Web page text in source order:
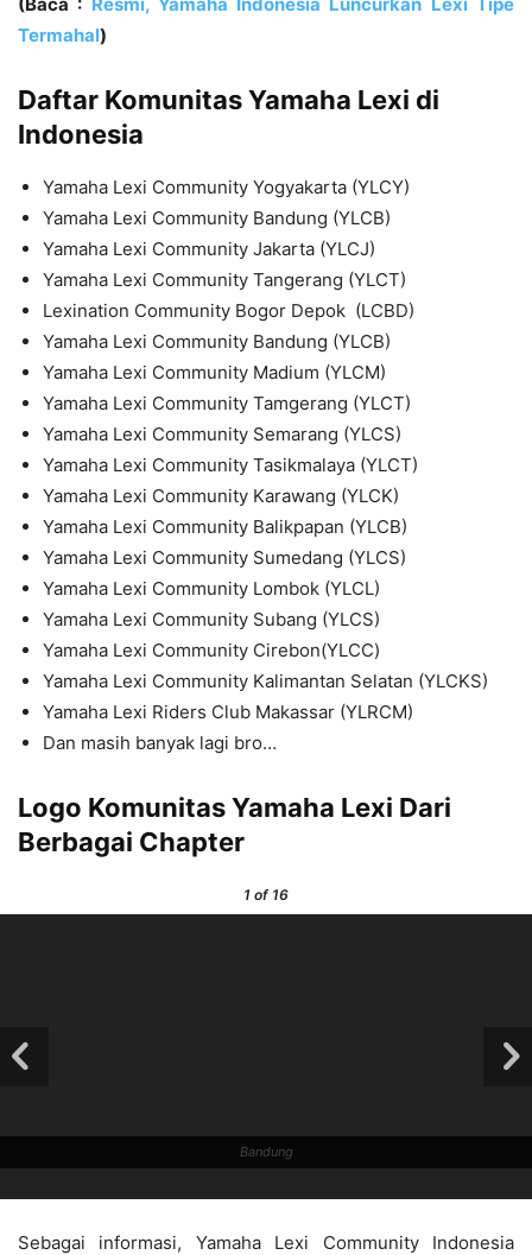
Termahal)
Daftar Komunitas Yamaha Lexi di
Indonesia
Yamaha Lexi Community Yogyakarta (YLCY)
Yamaha Lexi Community Bandung (YLCB)
Yamaha Lexi Community Jakarta (YLCJ)
Yamaha Lexi Community Tangerang (YLCT)
Lexination Community Bogor Depok (LCBD)
Yamaha Lexi Community Bandung (YLCB)
Yamaha Lexi Community Madium (YLCM)
Yamaha Lexi Community Tamgerang (YLCT)
Yamaha Lexi Community Semarang (YLCS)
Yamaha Lexi Community Tasikmalaya (YLCT)
Yamaha Lexi Community Karawang (YLCK)
Yamaha Lexi Community Balikpapan (YLCB)
Yamaha Lexi Community Sumedang (YLCS)
Yamaha Lexi Community Lombok (YLCL)
Yamaha Lexi Community Subang (YLCS)
Yamaha Lexi Community Cirebon(YLCC)
Yamaha Lexi Community Kalimantan Selatan (YLCKS)
Yamaha Lexi Riders Club Makassar (YLRCM)
Dan masih banyak lagi bro…
Logo Komunitas Yamaha Lexi Dari
Berbagai Chapter
1 of 16
Bandung
Sebagai informasi, Yamaha Lexi Community Indonesia